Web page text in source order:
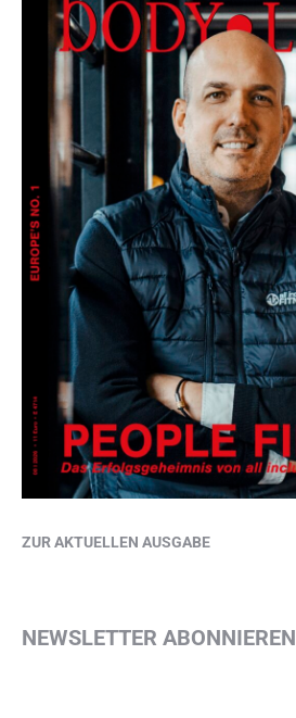
ZUR AKTUELLEN AUSGABE
NEWSLETTER ABONNIEREN